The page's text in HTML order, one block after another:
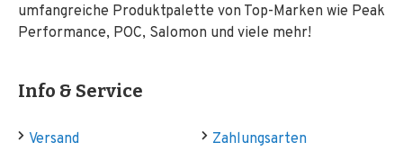
umfangreiche Produktpalette von Top-Marken wie Peak
Performance, POC, Salomon und viele mehr!
Info & Service
Versand
Zahlungsarten